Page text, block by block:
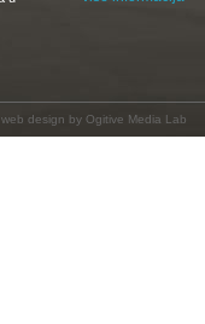
web design by Ogitive Media Lab